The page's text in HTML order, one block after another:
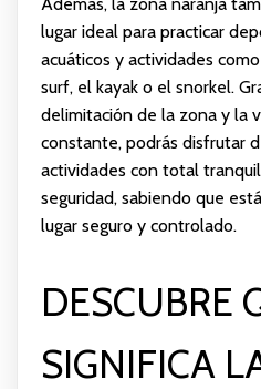
lugar ideal para practicar
acuáticos y actividades
surf, el kayak o el snorkel.
delimitación de la zona y la
constante, podrás disfrutar
actividades con total
seguridad, sabiendo que
lugar seguro y controlado.
DESCUBRE
SIGNIFICA